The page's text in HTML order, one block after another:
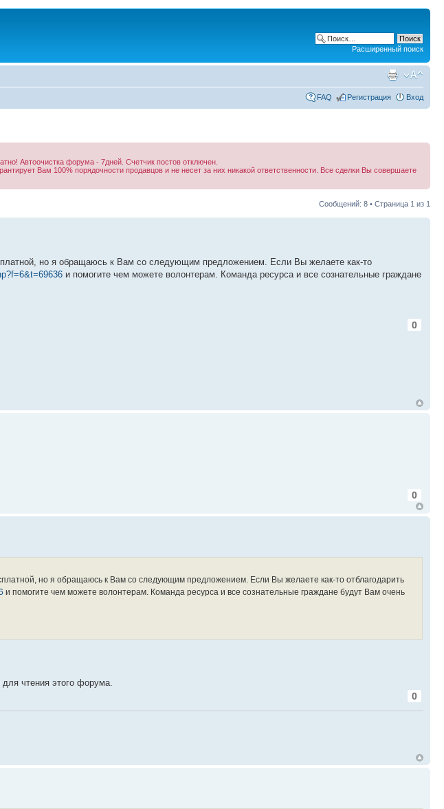
Расширенный поиск
FAQ Регистрация Вход
Автоочистка форума - 7дней. Счетчик постов отключен.
Вам 100% порядочности продавцов и не несет за них никакой ответственности. Все сделки Вы совершаете
Сообщений: 8 • Страница 1 из 1
но я обращаюсь к Вам со следующим предложением. Если Вы желаете как-то
и помогите чем можете волонтерам. Команда ресурса и все сознательные граждане
0
0
но я обращаюсь к Вам со следующим предложением. Если Вы желаете как-то отблагодарить
и помогите чем можете волонтерам. Команда ресурса и все сознательные граждане будут Вам очень
чтения этого форума.
0